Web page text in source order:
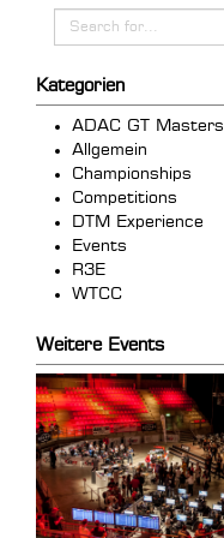
Kategorien
ADAC GT Masters
Allgemein
Championships
Competitions
DTM Experience
Events
R3E
WTCC
Weitere Events